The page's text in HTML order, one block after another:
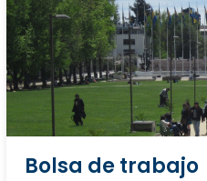
Bolsa de trabajo